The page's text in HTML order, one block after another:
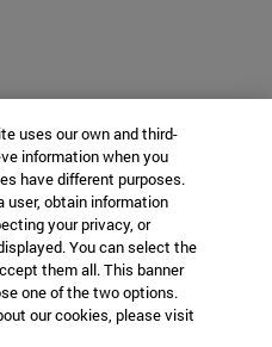
uses our own and third-
information when you
have different purposes.
user, obtain information
your privacy, or
You can select the
them all. This banner
one of the two options.
our cookies, please visit